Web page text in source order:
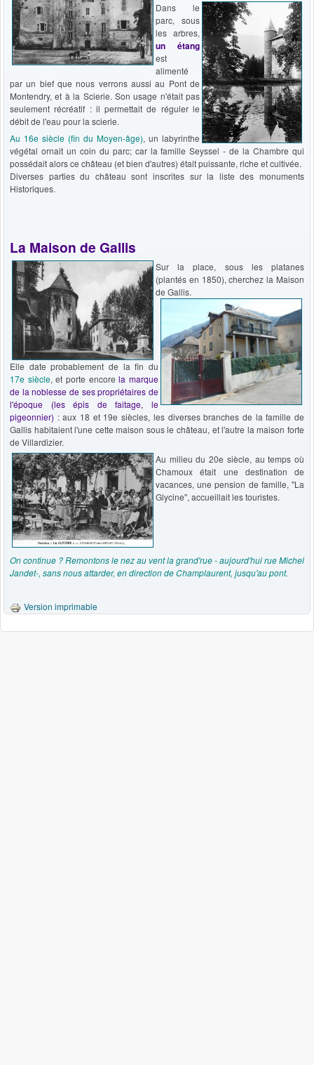
Dans le
parc, sous
les arbres,
un étang
est
alimenté
par un bief que nous verrons aussi au Pont de
Montendry, et à la Scierie. Son usage n'était pas
seulement récréatif : il permettait de réguler le
débit de l'eau pour la scierie.
Au 16e siècle (fin du Moyen-âge), un labyrinthe
végétal ornait un coin du parc; car la famille Seyssel - de la Chambre qui
possédait alors ce château (et bien d'autres) était puissante, riche et cultivée.
Diverses parties du château sont inscrites sur la liste des monuments
Historiques.
La Maison de Gallis
Sur la place, sous les platanes
(plantés en 1850), cherchez la Maison
de Gallis.
Elle date probablement de la fin du
17e siècle, et porte encorela marque
de la noblesse de ses propriétaires de
l'époque (les épis de faitage, le
pigeonnier) : aux 18 et 19e siècles, les diverses branches de la famille de
Gallis habitaient l'une cette maison sous le château, et l'autre la maison forte
de Villardizier.
Au milieu du 20e siècle, au temps où
Chamoux était une destination de
vacances, une pension de famille, "La
Glycine", accueillait les touristes.
On continue ? Remontons le nez au vent la grand'rue - aujourd'hui rue Michel
Jandet-, sans nous attarder, en direction de Champlaurent, jusqu'au pont.
Version imprimable